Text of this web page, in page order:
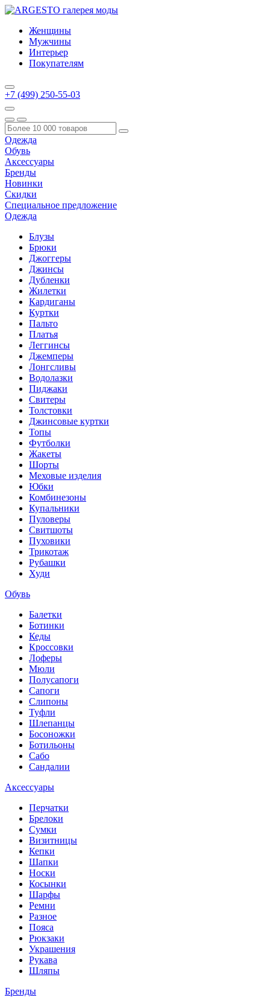
Женщины
Мужчины
Интерьер
Покупателям
+7 (499) 250-55-03
Одежда
Обувь
Аксессуары
Бренды
Новинки
Скидки
Специальное предложение
Одежда
Блузы
Брюки
Джоггеры
Джинсы
Дубленки
Жилетки
Кардиганы
Куртки
Пальто
Платья
Леггинсы
Джемперы
Лонгсливы
Водолазки
Пиджаки
Свитеры
Толстовки
Джинсовые куртки
Топы
Футболки
Жакеты
Шорты
Меховые изделия
Юбки
Комбинезоны
Купальники
Пуловеры
Свитшоты
Пуховики
Трикотаж
Рубашки
Худи
Обувь
Балетки
Ботинки
Кеды
Кроссовки
Лоферы
Мюли
Полусапоги
Сапоги
Слипоны
Туфли
Шлепанцы
Босоножки
Ботильоны
Сабо
Сандалии
Аксессуары
Перчатки
Брелоки
Сумки
Визитницы
Кепки
Шапки
Носки
Косынки
Шарфы
Ремни
Разное
Пояса
Рюкзаки
Украшения
Рукава
Шляпы
Бренды